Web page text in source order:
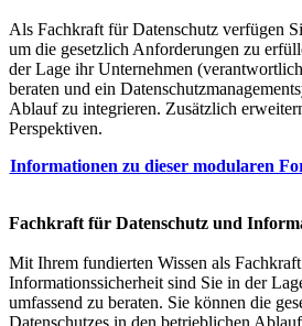
Als Fachkraft für Datenschutz verfügen
um die gesetzlich Anforderungen zu
der Lage ihr Unternehmen
beraten und ein
Ablauf zu integrieren. Zusätzlich
Perspektiven.
Informationen zu dieser modularen
Fachkraft für Datenschutz und
Mit Ihrem fundierten Wissen als
Informationssicherheit sind Sie in der
umfassend zu beraten. Sie können die
Datenschutzes in den betrieblichen